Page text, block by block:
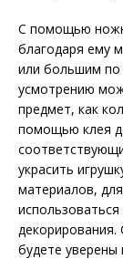
С помощью
благодаря ему
или большим
усмотрению
предмет, как
помощью клея
украсить
материалов,
будете